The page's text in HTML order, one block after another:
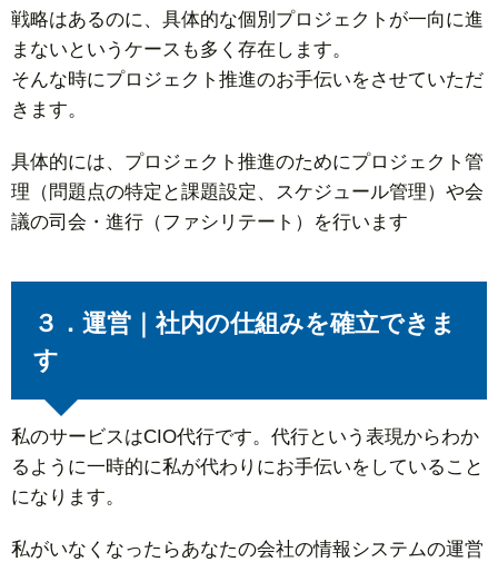
戦略はあるのに、具体的な個別プロジェクトが一向に進
まないというケースも多く存在します。
そんな時にプロジェクト推進のお手伝いをさせていただ
きます。
具体的には、プロジェクト推進のためにプロジェクト管
理（問題点の特定と課題設定、スケジュール管理）や会
議の司会・進行（ファシリテート）を行います
３．運営｜社内の仕組みを確立できま
す
私のサービスはCIO代行です。代行という表現からわか
るように一時的に私が代わりにお手伝いをしていること
になります。
私がいなくなったらあなたの会社の情報システムの運営